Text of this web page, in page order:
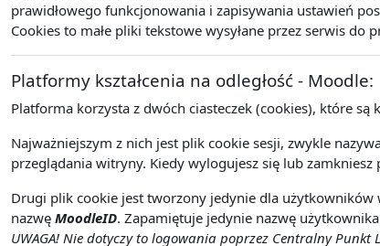
prawidłowego funkcjonowania i zapisywania ustawień
Cookies to małe pliki tekstowe wysyłane przez serwis
Platformy kształcenia na odległość - Moodle:
Platforma korzysta z dwóch ciasteczek (cookies), które są
Najważniejszym z nich jest plik cookie sesji, zwykle
przeglądania witryny. Kiedy wylogujesz się lub
Drugi plik cookie jest tworzony jedynie dla użytkowników
nazwę MoodleID. Zapamiętuje jedynie nazwę
UWAGA! Nie dotyczy to logowania poprzez Centralny